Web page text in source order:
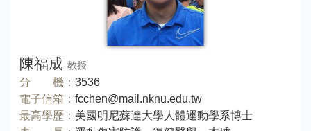
陳福成 教授
分 機： 3536
電子信箱： fcchen@mail.nknu.edu.tw
最高學歷： 美國明尼蘇達大學人體運動學系博士